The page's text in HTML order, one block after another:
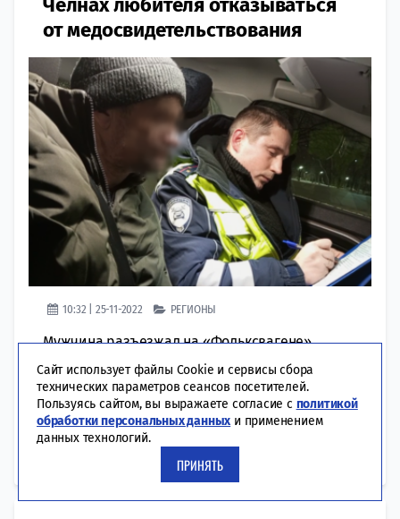
от медосвидетельствования
10:32 | 25-11-2022 РЕГИОНЫ
Мужчина разъезжал на «Фольксвагене»,
будучи лишенным прав. Любителя
отказываться от медосвидетельствования
поймали в Набережных Челнах
автоинспекторы. Мужчину задержали у
филиала КФУ на проспекте Мира этой ночью,
заподозрив, что он пьян. Известно, что 47-
летний нарушитель ездил без прав. За это и...
Сайт использует файлы Cookie и сервисы сбора
технических параметров сеансов посетителей.
Пользуясь сайтом, вы выражаете согласие с политикой
обработки персональных данных и применением
данных технологий.
ПРИНЯТЬ